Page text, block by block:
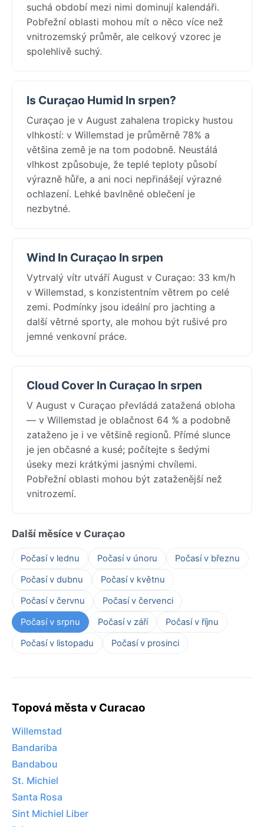
suchá období mezi nimi dominují kalendáři.
Pobřežní oblasti mohou mít o něco více než
vnitrozemský průměr, ale celkový vzorec je
spolehlivě suchý.
Is Curaçao Humid In srpen?
Curaçao je v August zahalena tropicky hustou
vlhkostí: v Willemstad je průměrně 78% a
většina země je na tom podobně. Neustálá
vlhkost způsobuje, že teplé teploty působí
výrazně hůře, a ani noci nepřinášejí výrazné
ochlazení. Lehké bavlněné oblečení je
nezbytné.
Wind In Curaçao In srpen
Vytrvalý vítr utváří August v Curaçao: 33 km/h
v Willemstad, s konzistentním větrem po celé
zemi. Podmínky jsou ideální pro jachting a
další větrné sporty, ale mohou být rušivé pro
jemné venkovní práce.
Cloud Cover In Curaçao In srpen
V August v Curaçao převládá zatažená obloha
— v Willemstad je oblačnost 64 % a podobně
zataženo je i ve většině regionů. Přímé slunce
je jen občasné a kusé; počítejte s šedými
úseky mezi krátkými jasnými chvílemi.
Pobřežní oblasti mohou být zataženější než
vnitrozemí.
Další měsíce v Curaçao
Počasí v lednu Počasí v únoru
Počasí v březnu
Počasí v dubnu
Počasí v květnu
Počasí v červnu
Počasí v červenci
Počasí v srpnu
Počasí v září
Počasí v říjnu
Počasí v listopadu
Počasí v prosinci
Topová města v Curacao
Willemstad
Bandariba
Bandabou
St. Michiel
Santa Rosa
Sint Michiel Liber